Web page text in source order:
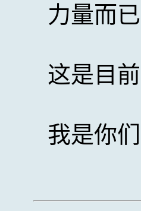
力量而已
这是目
我是你